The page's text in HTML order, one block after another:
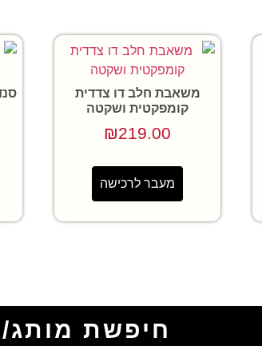
משאבת חלב דו צדדית
קומפקטית ושקטה
₪219.00
מעבר לרכישה
חיפשת